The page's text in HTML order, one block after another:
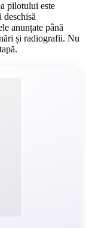
pilotului este
deschisă
anunțate până
și radiografii. Nu